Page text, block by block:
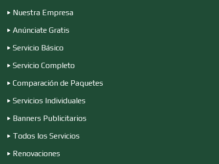
Conferencias Empresariales
Construcciones en General
Contadores
Control de Plagas
Nuestra Empresa
Anúnciate Gratis
Servicio Básico
Servicio Completo
Comparación de Paquetes
Servicios Individuales
Banners Publicitarios
Todos los Servicios
Renovaciones